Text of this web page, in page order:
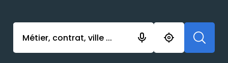
Activer l’élément pour lancer l’enregistrement.